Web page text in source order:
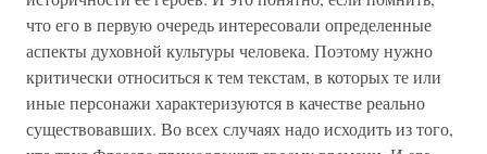
что его в первую очередь интересовали определенные
аспекты духовной культуры человека. Поэтому нужно
критически относиться к тем текстам, в которых те или
иные персонажи характеризуются в качестве реально
существовавших. Во всех случаях надо исходить из того,